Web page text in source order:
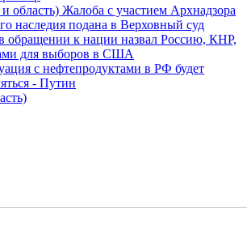
область) Жалоба с участием Архнадзора
наследия подана в Верховный суд
обращении к нации назвал Россию, КНР,
для выборов в США
с нефтепродуктами в РФ будет
- Путин